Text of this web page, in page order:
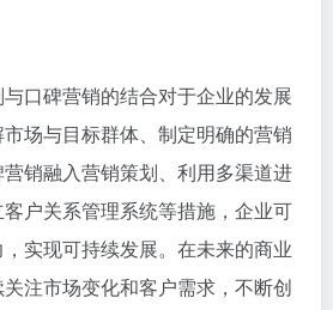
口碑营销的结合对于企业的发展
场与目标群体、制定明确的营销
销融入营销策划、利用多渠道进
户关系管理系统等措施，企业可
实现可持续发展。在未来的商业
注市场变化和客户需求，不断创